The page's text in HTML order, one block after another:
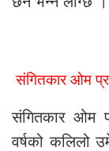
संगितकार ओम
संगितकार ओम
वर्षको कलिलो